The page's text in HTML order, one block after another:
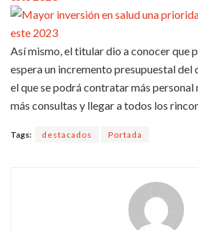
Así mismo, el titular dio a conocer que
espera un incremento presupuestal
el que se podrá contratar más
más consultas y llegar a todos los
Tags: destacados Portada